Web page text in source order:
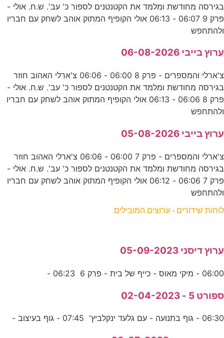
בגירסה מחודשת ומלמד את הקטנטנים לספור כ' עב'. ש.ח. אולי -
פרק 9 06:07 - 06:13 אולי הקופיף המתוק אוהב לשחק עם חבריו
ולהתחפש
ערוץ בייבי 06-08-2026
צ'ארלי והמספרים - פרק 8 06:00 - 06:06 צ'ארלי האהוב חוזר
בגירסה מחודשת ומלמד את הקטנטנים לספור כ' עב'. ש.ח. אולי -
פרק 8 06:06 - 06:13 אולי הקופיף המתוק אוהב לשחק עם חבריו
ולהתחפש
ערוץ בייבי 05-08-2026
צ'ארלי והמספרים - פרק 7 06:00 - 06:06 צ'ארלי האהוב חוזר
בגירסה מחודשת ומלמד את הקטנטנים לספור כ' עב'. ש.ח. אולי -
פרק 7 06:06 - 06:12 אולי הקופיף המתוק אוהב לשחק עם חבריו
ולהתחפש
לוחות שידורים - ערוצים המובילים
ערוץ דיסני 05-09-2023
06:00 - מיקי מאוס - כייף של בית - פרק 6 06:23 -
ספורט 5 - 02-04-2023
06:30 - גוף בתנועה - עם גלעד ינקלביץ' 07:45 - גוף בעיצוב -